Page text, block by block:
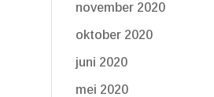
november 2020
oktober 2020
juni 2020
mei 2020